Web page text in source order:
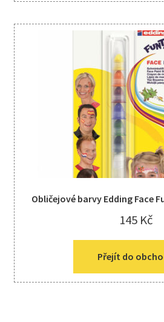
Obličejové barvy Edding Face
145 Kč
Přejít do